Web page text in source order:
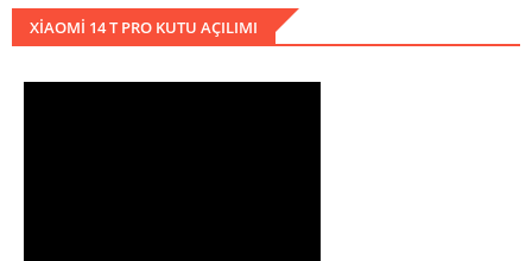
XIAOMI 14 T PRO KUTU AÇILIMI